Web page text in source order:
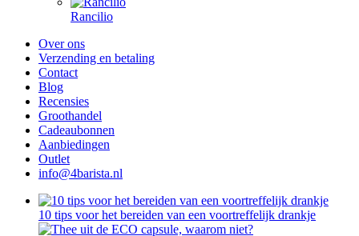
Rancilio
Over ons
Verzending en betaling
Contact
Blog
Recensies
Groothandel
Cadeaubonnen
Aanbiedingen
Outlet
info@4barista.nl
10 tips voor het bereiden van een voortreffelijk drankje